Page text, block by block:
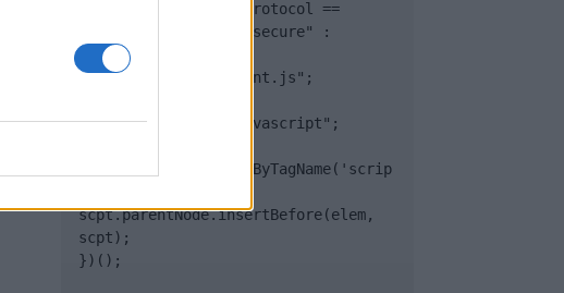
(document.location.protocol ==
"https:" ? "https://secure" :
"http://edge") +
".quantserve.com/quant.js";
elem.type = "text/javascript";
document.getElementsByTagName('scrip
scpt.parentNode.insertBefore(elem,
scpt);
})();